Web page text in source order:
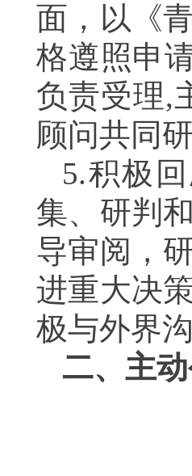
面，以《
格遵照申
负责受理,
顾问共同
5.积极
集、研判
导审阅，
进重大决
极与外界
二、主